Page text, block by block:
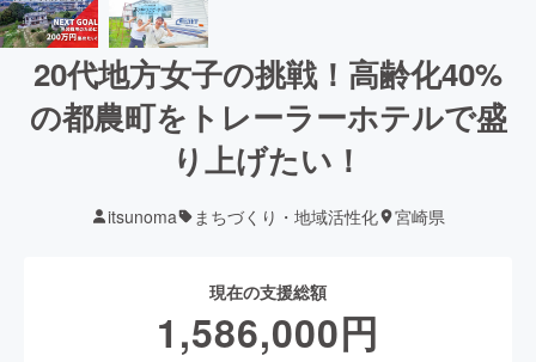
20代地方女子の挑戦！高齢化40%
の都農町をトレーラーホテルで盛
り上げたい！
itsunoma まちづくり・地域活性化 宮崎県
現在の支援総額
1,586,000円